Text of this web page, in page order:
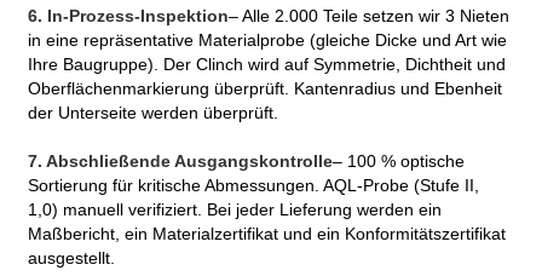
6. In-Prozess-Inspektion– Alle 2.000 Teile setzen wir 3 Nieten
in eine repräsentative Materialprobe (gleiche Dicke und Art wie
Ihre Baugruppe). Der Clinch wird auf Symmetrie, Dichtheit und
Oberflächenmarkierung überprüft. Kantenradius und Ebenheit
der Unterseite werden überprüft.
7. Abschließende Ausgangskontrolle– 100 % optische
Sortierung für kritische Abmessungen. AQL-Probe (Stufe II,
1,0) manuell verifiziert. Bei jeder Lieferung werden ein
Maßbericht, ein Materialzertifikat und ein Konformitätszertifikat
ausgestellt.